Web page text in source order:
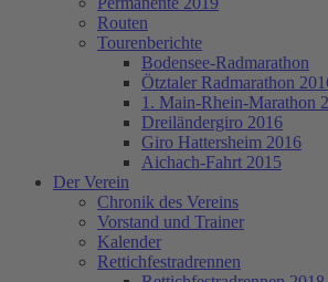
Routen
Tourenberichte
Bodensee-Radmarathon
Ötztaler Radmarathon
1. Main-Rhein-Marathon
Dreiländergiro 2016
Giro Hattersheim 2016
Aichach-Fahrt 2015
Der Verein
Chronik des Vereins
Vorstand und Trainer
Kalender
Rettichfestradrennen